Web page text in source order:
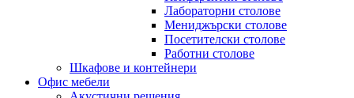
Лабораторни столове
Мениджърски столове
Посетителски столове
Работни столове
Шкафове и контейнери
Офис мебели